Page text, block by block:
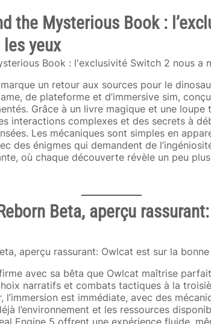
the Mysterious Book :
yeux
un retour aux sources pour le
de plateforme et d’immersive sim,
Grâce à un livre magique et une
interactions complexes et des secrets à
Les mécaniques sont simples en
des énigmes qui demandent de
où chaque découverte révèle un peu
Beta, aperçu
avec sa bêta que Owlcat maîtrise
narratifs et combats tactiques à la
est immédiate, avec des
l’environnement et les ressources
Engine 5 offrent une expérience fluide,